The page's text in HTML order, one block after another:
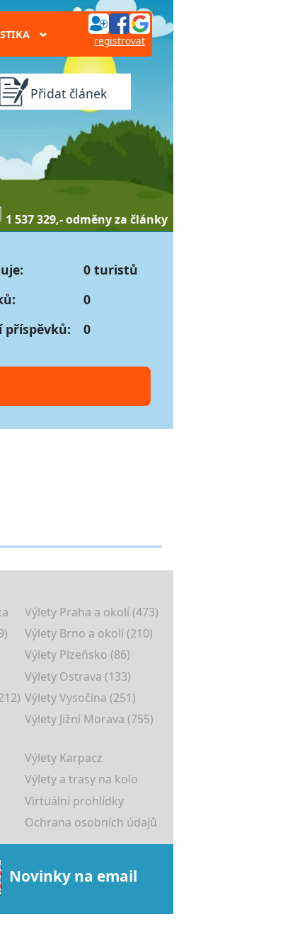
› registrovat
Přidat článek
1 537 329,- odměny za články
0 turistů
0
příspěvků:
0
Výlety Praha a okolí (473)
Výlety Brno a okolí (210)
Výlety Plzeňsko (86)
Výlety Ostrava (133)
Výlety Vysočina (251)
Výlety Jižní Morava (755)
Výlety Karpacz
Výlety a trasy na kolo
Virtuální prohlídky
Ochrana osobních údajů
Novinky na email